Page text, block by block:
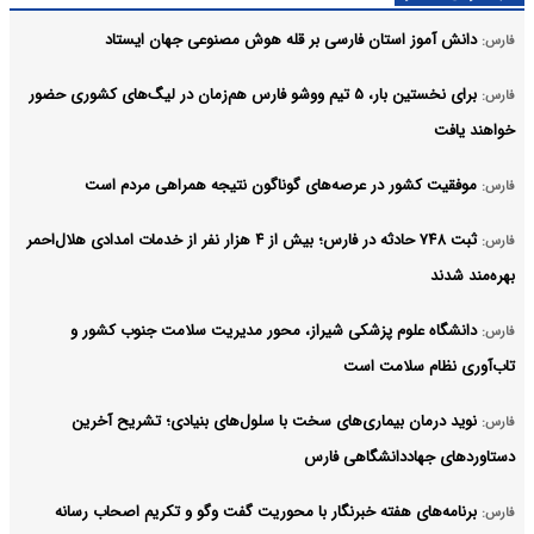
فارس: دانش آموز استان فارسی بر قله هوش مصنوعی جهان ایستاد
فارس:
برای نخستین‌ بار، ۵ تیم ووشو فارس هم‌زمان در لیگ‌های کشوری حضور
خواهند یافت
فارس: موفقیت کشور در عرصه‌های گوناگون نتیجه همراهی مردم است
فارس:
ثبت ۷۴۸ حادثه در فارس؛ بیش از ۴ هزار نفر از خدمات امدادی هلال‌احمر
بهره‌مند شدند
فارس: دانشگاه علوم پزشکی شیراز، محور مدیریت سلامت جنوب کشور و
تاب‌آوری نظام سلامت است
فارس: نوید درمان بیماری‌های سخت با سلول‌های بنیادی؛ تشریح آخرین
دستاوردهای جهاددانشگاهی فارس
فارس: برنامه‌های هفته خبرنگار با محوریت گفت وگو و تکریم اصحاب رسانه